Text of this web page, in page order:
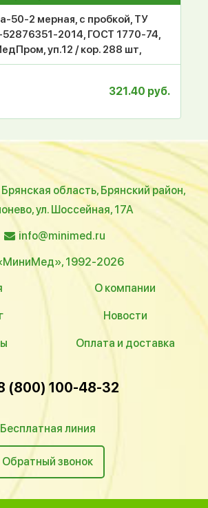
50-2 мерная, с пробкой, ТУ
2014, ГОСТ 1770-74,
уп.12 / кор. 288 шт,
321.40 руб.
область, Брянский район,
ул. Шоссейная, 17А
info@minimed.ru
1992-2026
О компании
Новости
Оплата и доставка
(800) 100-48-32
Бесплатная линия
Обратный звонок